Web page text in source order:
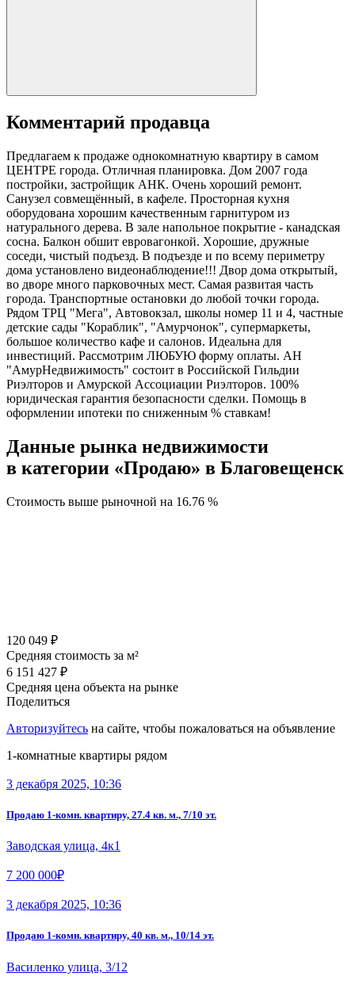
Комментарий продавца
Предлагаем к продаже однокомнатную квартиру в самом
ЦEHТРЕ городa. Oтличная планировка. Дом 2007 года
постройки, застройщик АНК. Очень хороший ремонт.
Санузел совмещённый, в кафеле. Просторная кухня
оборудована хорошим качественным гарнитуром из
натурального дерева. В зале напольное покрытие - канадская
сосна. Балкон обшит евровагонкой. Xорошие, дружные
соседи, чистый подъезд. В подъезде и по всему периметру
дома установленo видеонаблюдение!!! Двор дома открытый,
вo дворе много парковочных мест. Самая развитая часть
города. Транспортные остановки до любой точки города.
Рядом ТРЦ "Мега", Автовокзал, школы номер 11 и 4, частные
детские сады "Кораблик", "Амурчонок", супермаркеты,
большое количество кафе и салонов. Идеальна для
инвестиций. Рассмотрим ЛЮБУЮ форму оплаты. АН
"АмурНедвижимость" состоит в Российской Гильдии
Риэлторов и Амурской Ассоциации Риэлторов. 100%
юридическая гарантия безопасности сделки. Помощь в
оформлении ипотеки по сниженным % ставкам!
Данные рынка недвижимости
в категории «Продаю» в Благовещенск
Стоимость выше рыночной на 16.76 %
120 049 ₽
Средняя стоимость за м²
6 151 427 ₽
Средняя цена объекта на рынке
Поделиться
Авторизуйтесь на сайте, чтобы пожаловаться на объявление
1-комнатные квартиры рядом
3 декабря 2025, 10:36
Продаю 1-комн. квартиру, 27.4 кв. м., 7/10 эт.
Заводская улица, 4к1
7 200 000₽
3 декабря 2025, 10:36
Продаю 1-комн. квартиру, 40 кв. м., 10/14 эт.
Василенко улица, 3/12